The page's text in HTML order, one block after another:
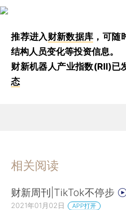
推荐进入财新数据库 ，可随
结构人员变化等投资信息。
财新机器人产业指数(RII)已
态
相关阅读
财新周刊|TikTok不停步
2021年01月02日 APP打开